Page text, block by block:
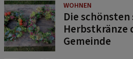
WOHNEN
Die
Herbstkränze
Gemeinde